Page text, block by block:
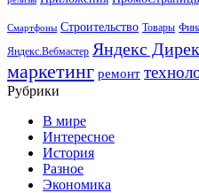
Смартфоны Строительство Товары
Яндекс.Вебмастер Яндекс
маркетинг ремонт
Рубрики
В мире
Интересное
История
Разное
Экономика